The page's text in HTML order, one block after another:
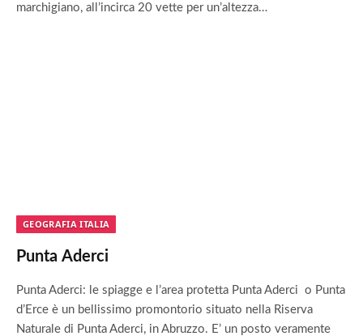
marchigiano, all’incirca 20 vette per un’altezza…
GEOGRAFIA ITALIA
Punta Aderci
Punta Aderci: le spiagge e l’area protetta Punta Aderci o Punta
d’Erce è un bellissimo promontorio situato nella Riserva
Naturale di Punta Aderci, in Abruzzo. E’ un posto veramente